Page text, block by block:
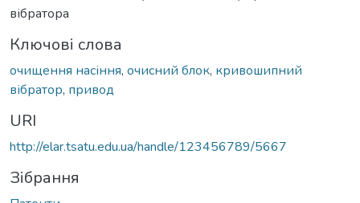
вібратора
Ключові слова
очищення насіння, очисний блок, кривошипний
вібратор, привод
URI
http://elar.tsatu.edu.ua/handle/123456789/5667
Зібрання